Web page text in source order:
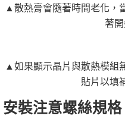
▲散熱膏會隨著時間老化，
著
▲如果顯示晶片與散熱模組
貼片以填
安裝注意螺絲規格